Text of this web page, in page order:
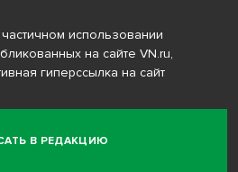
В РЕДАКЦИЮ
использовании
на сайте VN.ru,
гиперссылка на сайт